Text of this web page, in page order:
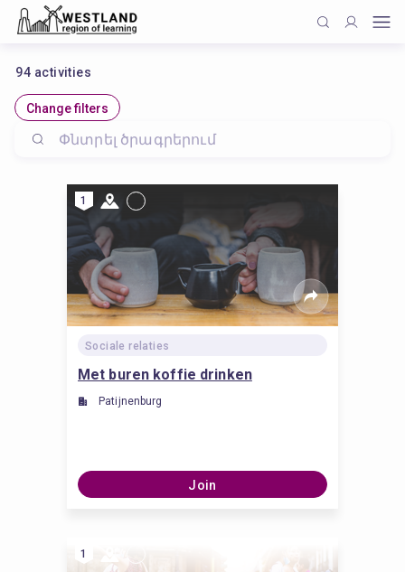
94 activities
Change filters
1
Sociale relaties
Met buren koffie drinken
Patijnenburg
Join
1